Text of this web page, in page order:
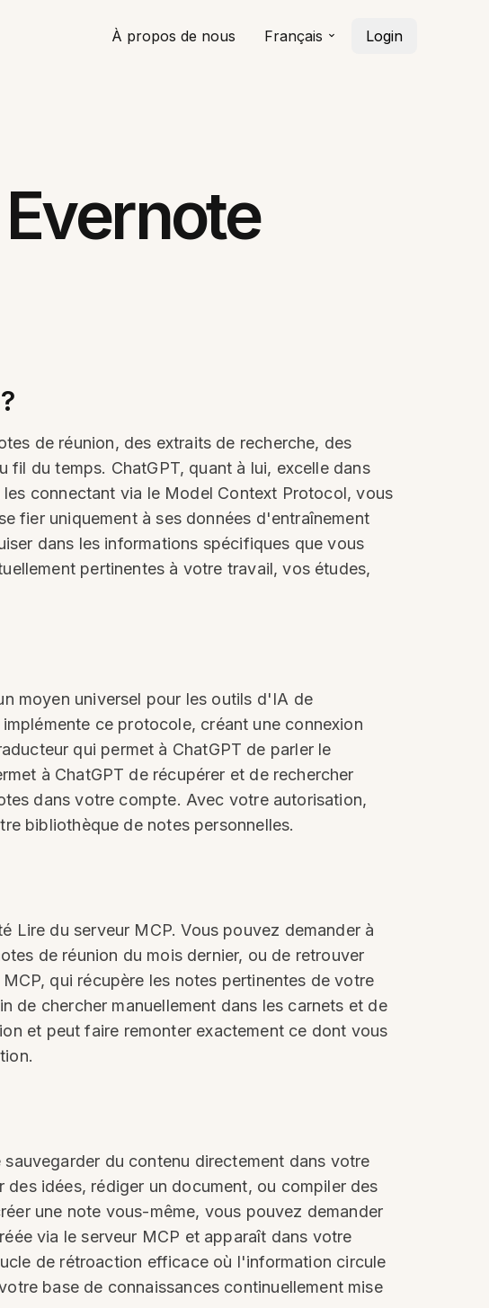
À propos de nous Français Login
de réunion, des extraits de recherche, des
fil du temps. ChatGPT, quant à lui, excelle dans
connectant via le Model Context Protocol, vous
fier uniquement à ses données d'entraînement
dans les informations spécifiques que vous
pertinentes à votre travail, vos études,
moyen universel pour les outils d'IA de
ce protocole, créant une connexion
qui permet à ChatGPT de parler le
à ChatGPT de récupérer et de rechercher
dans votre compte. Avec votre autorisation,
bibliothèque de notes personnelles.
Lire du serveur MCP. Vous pouvez demander à
de réunion du mois dernier, ou de retrouver
qui récupère les notes pertinentes de votre
de chercher manuellement dans les carnets et de
et peut faire remonter exactement ce dont vous
du contenu directement dans votre
idées, rédiger un document, ou compiler des
une note vous-même, vous pouvez demander
via le serveur MCP et apparaît dans votre
de rétroaction efficace où l'information circule
base de connaissances continuellement mise